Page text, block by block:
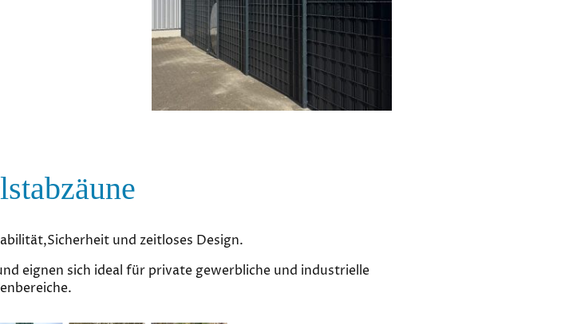
und zeitloses Design.
eignen sich ideal für private gewerbliche und industrielle